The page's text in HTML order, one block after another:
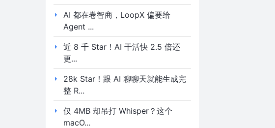
AI 都在卷智商，LoopX 偏要给
Agent ...
近 8 千 Star！AI 干活快 2.5 倍还
更...
28k Star！跟 AI 聊聊天就能生成完
整 R...
仅 4MB 却吊打 Whisper？这个
macO...